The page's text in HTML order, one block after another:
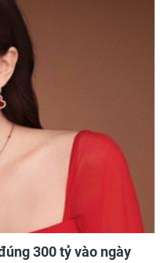
300 tỷ vào ngày